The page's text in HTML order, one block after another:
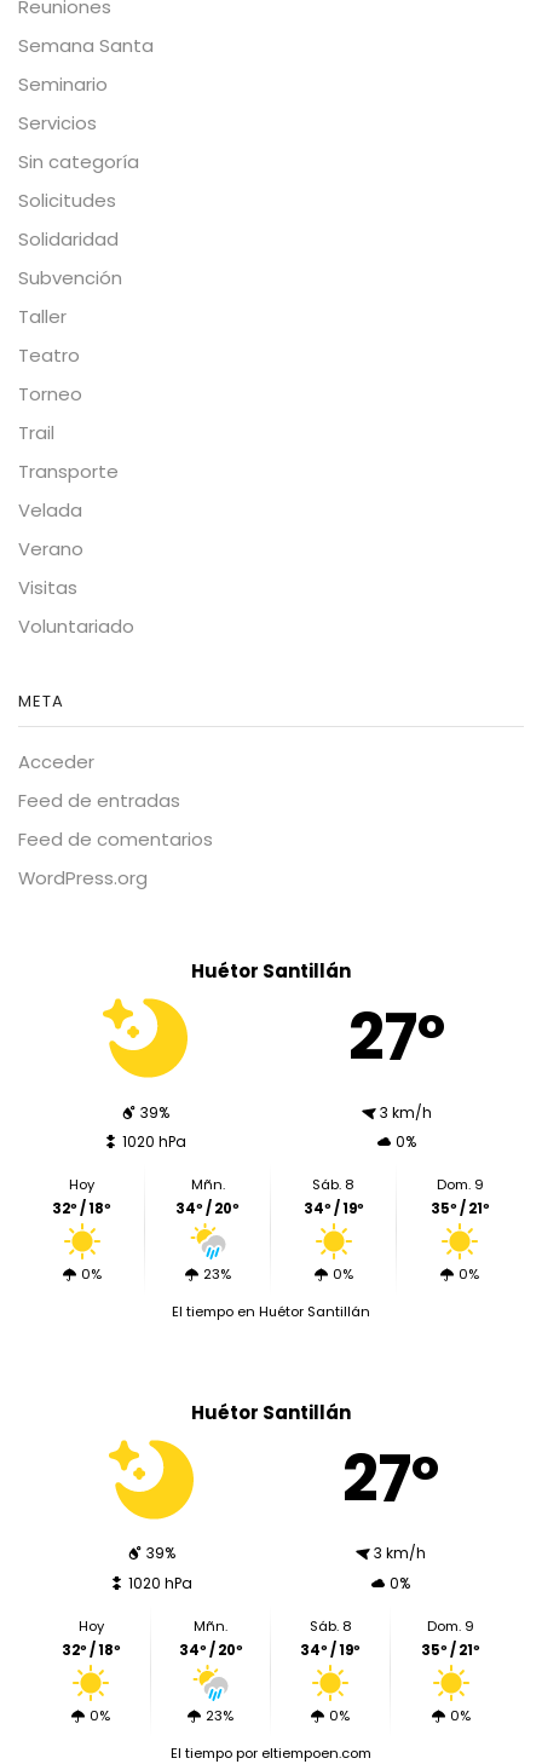
Reuniones
Semana Santa
Seminario
Servicios
Sin categoría
Solicitudes
Solidaridad
Subvención
Taller
Teatro
Torneo
Trail
Transporte
Velada
Verano
Visitas
Voluntariado
META
Acceder
Feed de entradas
Feed de comentarios
WordPress.org
Huétor Santillán
27º
39%
3 km/h
1020 hPa
0%
Hoy
32º / 18º
0%
Mñn.
34º / 20º
23%
Sáb. 8
34º / 19º
0%
Dom. 9
35º / 21º
0%
El tiempo en Huétor Santillán
Huétor Santillán
27º
39%
3 km/h
1020 hPa
0%
Hoy
32º / 18º
0%
Mñn.
34º / 20º
23%
Sáb. 8
34º / 19º
0%
Dom. 9
35º / 21º
0%
El tiempopor eltiempoen.com